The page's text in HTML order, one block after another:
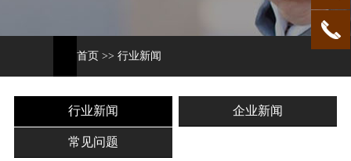
首页 >> 行业新闻
行业新闻 企业新闻
常见问题